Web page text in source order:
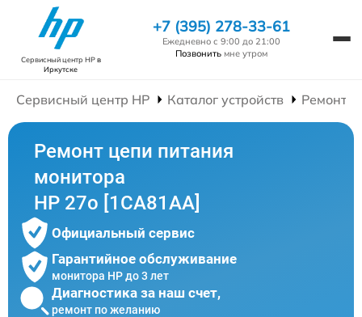
Сервисный центр HPв
Иркутске
+7 (395) 278-33-61
Ежедневно с 9:00 до 21:00
Позвонить мне утром
Сервисный центр HP Каталог устройств Ремонт
Ремонт цепи питания
монитора
HP 27o [1CA81AA]
Официальный сервис
Гарантийное обслуживание
монитора HP до 3 лет
Диагностика за наш счет,
ремонт по желанию